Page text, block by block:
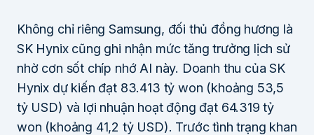
Không chỉ riêng Samsung, đối thủ đồng hương là
SK Hynix cũng ghi nhận mức tăng trưởng lịch sử
nhờ cơn sốt chíp nhớ AI này. Doanh thu của SK
Hynix dự kiến đạt 83.413 tỷ won (khoảng 53,5
tỷ USD) và lợi nhuận hoạt động đạt 64.319 tỷ
won (khoảng 41,2 tỷ USD). Trước tình trạng khan